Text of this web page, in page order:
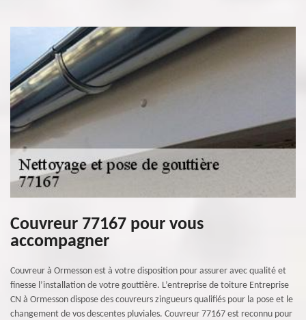
Couvreur 77167 pour vous
accompagner
Couvreur à Ormesson est à votre disposition pour assurer avec qualité et
finesse l’installation de votre gouttière. L’entreprise de toiture Entreprise
CN à Ormesson dispose des couvreurs zingueurs qualifiés pour la pose et le
changement de vos descentes pluviales. Couvreur 77167 est reconnu pour